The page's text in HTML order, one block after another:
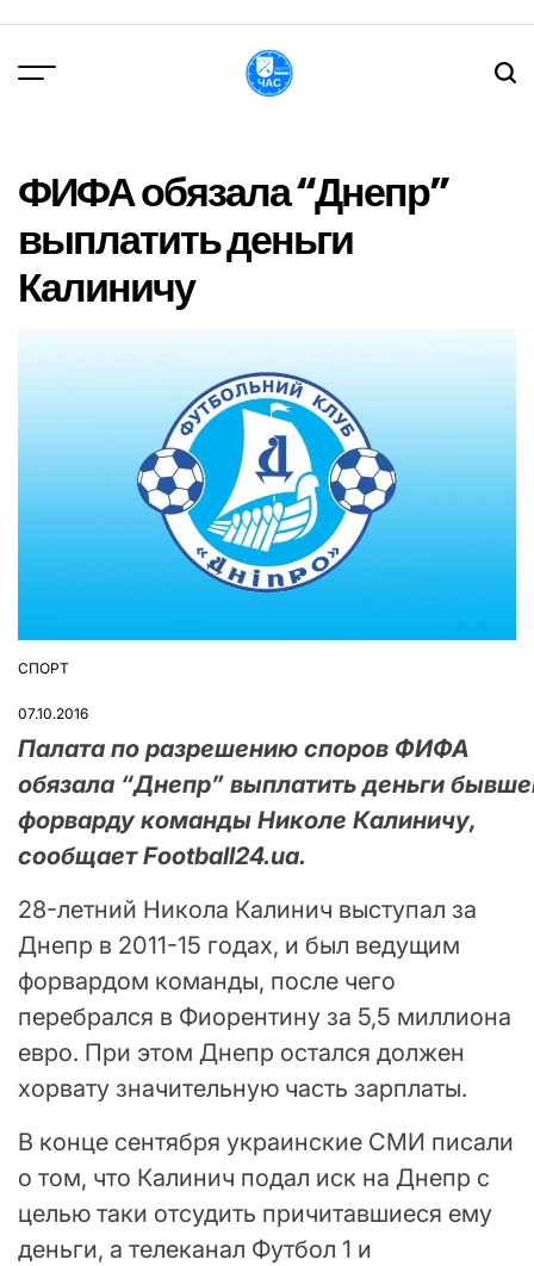
вмісту
ФИФА обязала “Днепр”
выплатить деньги
Калиничу
ОПУБЛІКУВАТИ
СПОРТ
07.10.2016
Палата по разрешению споров ФИФА
обязала “Днепр” выплатить деньги
форварду команды Николе Калиничу,
сообщает Football24.ua.
28-летний Никола Калинич выступал за
Днепр в 2011-15 годах, и был ведущим
форвардом команды, после чего
перебрался в Фиорентину за 5,5 миллиона
евро. При этом Днепр остался должен
хорвату значительную часть зарплаты.
В конце сентября украинские СМИ писали
о том, что Калинич подал иск на Днепр с
целью таки отсудить причитавшиеся ему
деньги, а телеканал Футбол 1 и